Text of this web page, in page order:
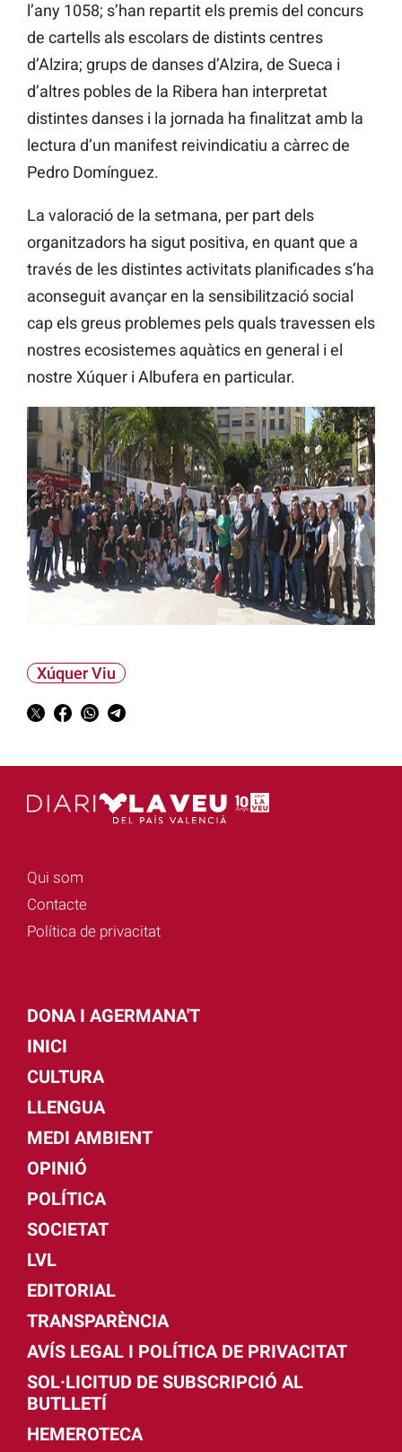
l’any 1058; s’han repartit els premis del concurs
de cartells als escolars de distints centres
d’Alzira; grups de danses d’Alzira, de Sueca i
d’altres pobles de la Ribera han interpretat
distintes danses i la jornada ha finalitzat amb la
lectura d’un manifest reivindicatiu a càrrec de
Pedro Domínguez.
La valoració de la setmana, per part dels
organitzadors ha sigut positiva, en quant que a
través de les distintes activitats planificades s’ha
aconseguit avançar en la sensibilització social
cap els greus problemes pels quals travessen els
nostres ecosistemes aquàtics en general i el
nostre Xúquer i Albufera en particular.
Xúquer Viu
Qui som
Contacte
Política de privacitat
DONA I AGERMANA'T
INICI
CULTURA
LLENGUA
MEDI AMBIENT
OPINIÓ
POLÍTICA
SOCIETAT
LVL
EDITORIAL
TRANSPARÈNCIA
AVÍS LEGAL I POLÍTICA DE PRIVACITAT
SOL·LICITUD DE SUBSCRIPCIÓ AL
BUTLLETÍ
HEMEROTECA